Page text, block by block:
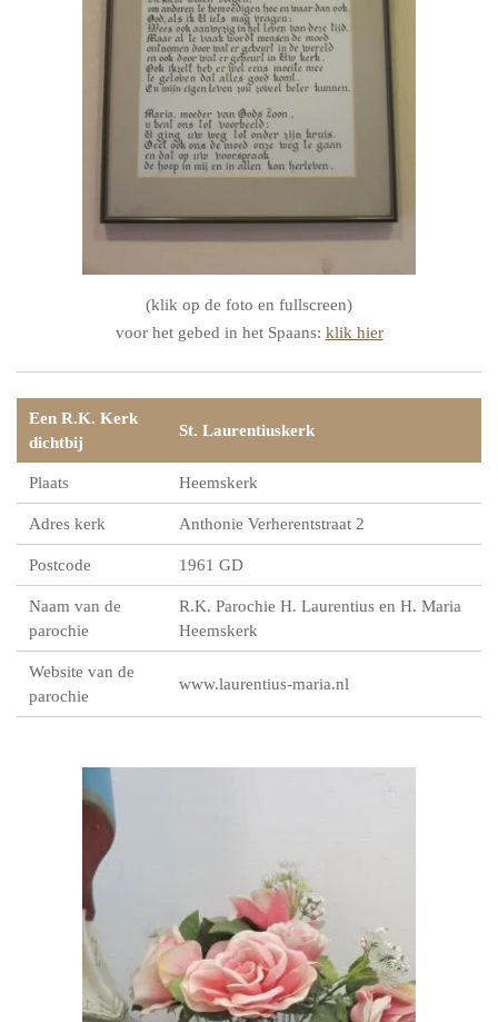
(klik op de foto en fullscreen)
voor het gebed in het Spaans: klik hier
Een R.K. Kerk
dichtbij
St. Laurentiuskerk
Plaats Heemskerk
Adres kerk Anthonie Verherentstraat 2
Postcode 1961 GD
Naam van de
parochie
R.K. Parochie H. Laurentius en H. Maria
Heemskerk
Website van de
parochie
www.laurentius-maria.nl